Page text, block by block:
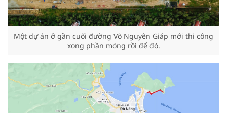
Một dự án ở gần cuối đường Võ Nguyên Giáp mới thi công
xong phần móng rồi để đó.